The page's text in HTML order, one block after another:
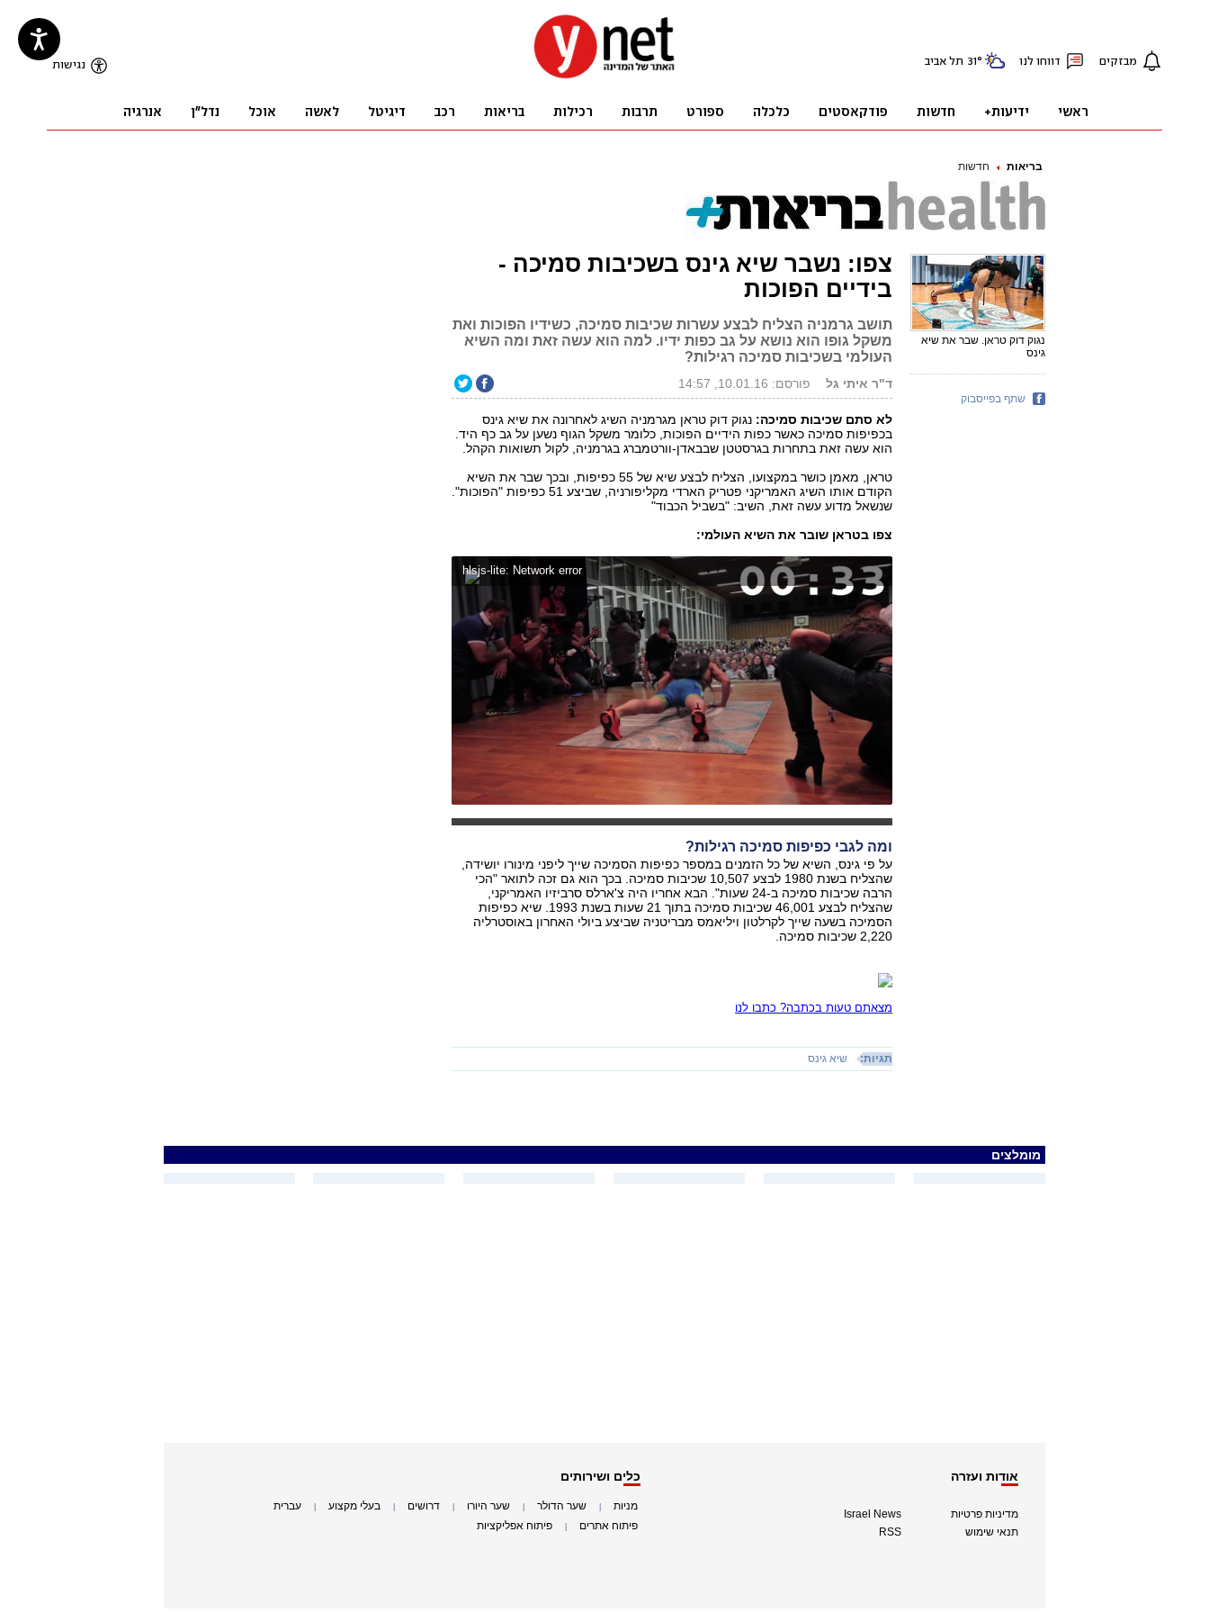
בריאות חדשות
צפו: נשבר שיא גינס בשכיבות סמיכה -
בידיים הפוכות
תושב גרמניה הצליח לבצע עשרות שכיבות סמיכה, כשידיו הפוכות ואת
משקל גופו הוא נושא על גב כפות ידיו. למה הוא עשה זאת ומה השיא
העולמי בשכיבות סמיכה רגילות?
ד"ר איתי גל פורסם: 10.01.16, 14:57
לא סתם שכיבות סמיכה: נגוק דוק טראן מגרמניה השיג לאחרונה את שיא גינס
בכפיפות סמיכה כאשר כפות הידיים הפוכות, כלומר משקל הגוף נשען על גב כף היד.
הוא עשה זאת בתחרות בגרסטטן שבבאדן-וורטמברג בגרמניה, לקול תשואות הקהל.
טראן, מאמן כושר במקצועו, הצליח לבצע שיא של 55 כפיפות, ובכך שבר את השיא
הקודם אותו השיג האמריקני פטריק הארדי מקליפורניה, שביצע 51 כפיפות "הפוכות".
שנשאל מדוע עשה זאת, השיב: "בשביל הכבוד"
צפו בטראן שובר את השיא העולמי:
hlsjs-lite: Network error
ומה לגבי כפיפות סמיכה רגילות?
על פי גינס, השיא של כל הזמנים במספר כפיפות הסמיכה שייך ליפני מינורו יושידה,
שהצליח בשנת 1980 לבצע 10,507 שכיבות סמיכה. בכך הוא גם זכה לתואר "הכי
הרבה שכיבות סמיכה ב-24 שעות". הבא אחריו היה צ'ארלס סרביזיו האמריקני,
שהצליח לבצע 46,001 שכיבות סמיכה בתוך 21 שעות בשנת 1993. שיא כפיפות
הסמיכה בשעה שייך לקרלטון ויליאמס מבריטניה שביצע ביולי האחרון באוסטרליה
2,220 שכיבות סמיכה.
מצאתם טעות בכתבה? כתבו לנו
תגיות: שיא גינס
נגוק דוק טראן. שבר את שיא
גינס
שתף בפייסבוק
מומלצים
אודות ועזרה
מדיניות פרטיות
תנאי שימוש
Israel News
RSS
כלים ושירותים
מניות שער הדולר שער היורו דרושים בעלי מקצוע עברית
פיתוח אתרים פיתוח אפליקציות